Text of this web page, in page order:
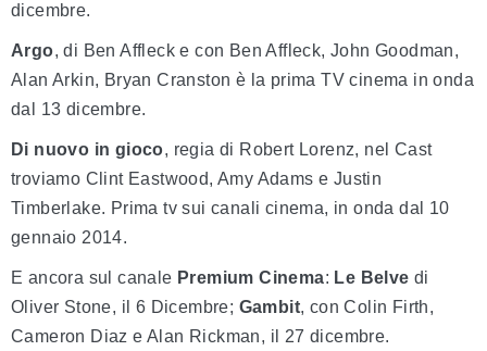
dicembre.
Argo, di Ben Affleck e con Ben Affleck, John Goodman,
Alan Arkin, Bryan Cranston è la prima TV cinema in onda
dal 13 dicembre.
Di nuovo in gioco, regia di Robert Lorenz, nel Cast
troviamo Clint Eastwood, Amy Adams e Justin
Timberlake. Prima tv sui canali cinema, in onda dal 10
gennaio 2014.
E ancora sul canale Premium Cinema: Le Belve di
Oliver Stone, il 6 Dicembre; Gambit, con Colin Firth,
Cameron Diaz e Alan Rickman, il 27 dicembre.